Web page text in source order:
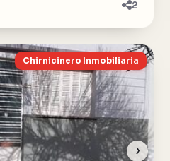
2
›
Chirnicinero Inmobiliaria